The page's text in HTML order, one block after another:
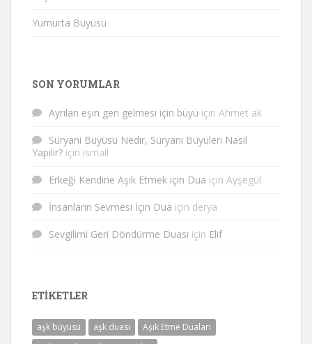
Yumurta Büyüsü
SON YORUMLAR
Ayrılan eşin geri gelmesi için büyü için Ahmet ak
Süryani Büyüsü Nedir, Süryani Büyüleri Nasıl
Yapılır? için ismail
Erkeği Kendine Aşık Etmek için Dua için Ayşegül
İnsanların Sevmesi İçin Dua için derya
Sevgilimi Geri Döndürme Duası için Elif
ETIKETLER
aşk büyüsü aşk duası
Aşık Etme Duaları